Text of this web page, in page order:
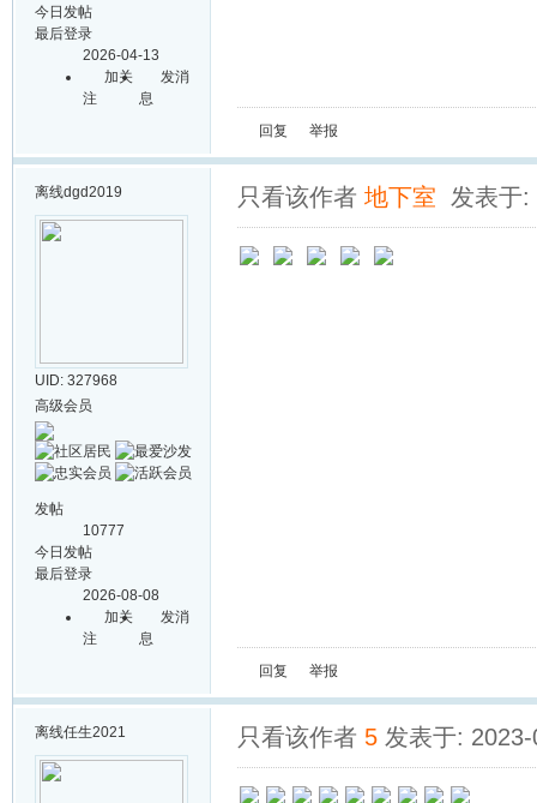
今日发帖
最后登录
2026-04-13
加关
注
发消
息
回复 举报
离线dgd2019
UID: 327968
高级会员
发帖
10777
今日发帖
最后登录
2026-08-08
加关
注
发消
息
只看该作者 地下室 发表于:
回复 举报
离线任生2021 只看该作者 5 发表于: